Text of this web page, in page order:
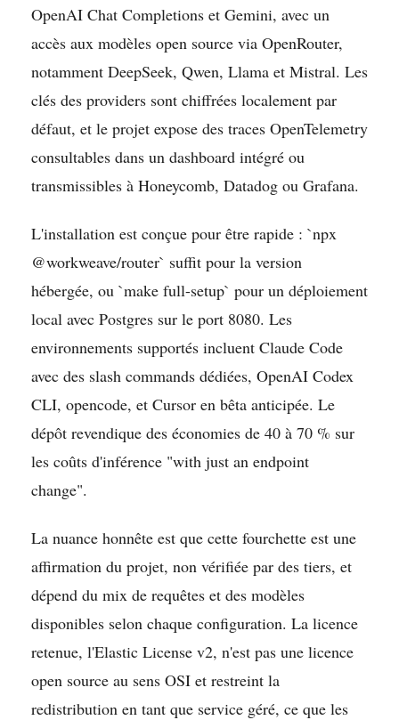
OpenAI Chat Completions et Gemini, avec un
accès aux modèles open source via OpenRouter,
notamment DeepSeek, Qwen, Llama et Mistral. Les
clés des providers sont chiffrées localement par
défaut, et le projet expose des traces OpenTelemetry
consultables dans un dashboard intégré ou
transmissibles à Honeycomb, Datadog ou Grafana.
L'installation est conçue pour être rapide : `npx
@workweave/router` suffit pour la version
hébergée, ou `make full-setup` pour un déploiement
local avec Postgres sur le port 8080. Les
environnements supportés incluent Claude Code
avec des slash commands dédiées, OpenAI Codex
CLI, opencode, et Cursor en bêta anticipée. Le
dépôt revendique des économies de 40 à 70 % sur
les coûts d'inférence "with just an endpoint
change".
La nuance honnête est que cette fourchette est une
affirmation du projet, non vérifiée par des tiers, et
dépend du mix de requêtes et des modèles
disponibles selon chaque configuration. La licence
retenue, l'Elastic License v2, n'est pas une licence
open source au sens OSI et restreint la
redistribution en tant que service géré, ce que les